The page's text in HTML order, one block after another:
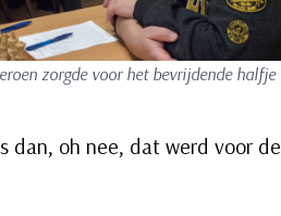
zorgde voor het bevrijdende halfje
dan, oh nee, dat werd voor de